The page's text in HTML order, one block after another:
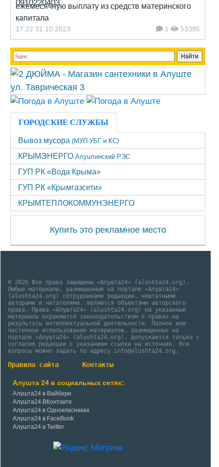
ежемесячную выплату из средств материнского
капитала
17:22 31.10.2023 1 53385
ГОРОДСКИЕ СЛУЖБЫ
Вывоз мусора (МУП УБГ и КС)
КРЫМЭНЕРГО Алуштинский РЭС
ГУП РК «Вода Крыма»
ГУП РК «Крымгазсети»
КРЫМТЕПЛОКОММУНЭНЕРГО
Купить это рекламное место
© 2026 Все права защищены «Алушта24» (alushta24.org).
Любые материалы, размещенные на портале «Алушта24»
(alushta24.org) сотрудниками редакции, нештатными
авторами и читателями, являются объектами авторского
права. Права «Алушта24» (alushta24.org) на указанные
материалы охраняются законодательством о правах на
результаты интеллектуальной деятельности. Полное или
частичное использование материалов, размещенных на
портале «Алушта24» (alushta24.org), допускается только с
согласия редакции с указанием ссылки на источник. Все
вопросы можно задать по адресу info@alushta24.org.
Правила сайта Контакты
Алушта 24 в социальных сетях:
Алушта24 в Вайбере
Алушта24 ВКонтакте
Алушта24 в Однокласниках
Алушта24 в FaceBook
Алушта24 в Twitter